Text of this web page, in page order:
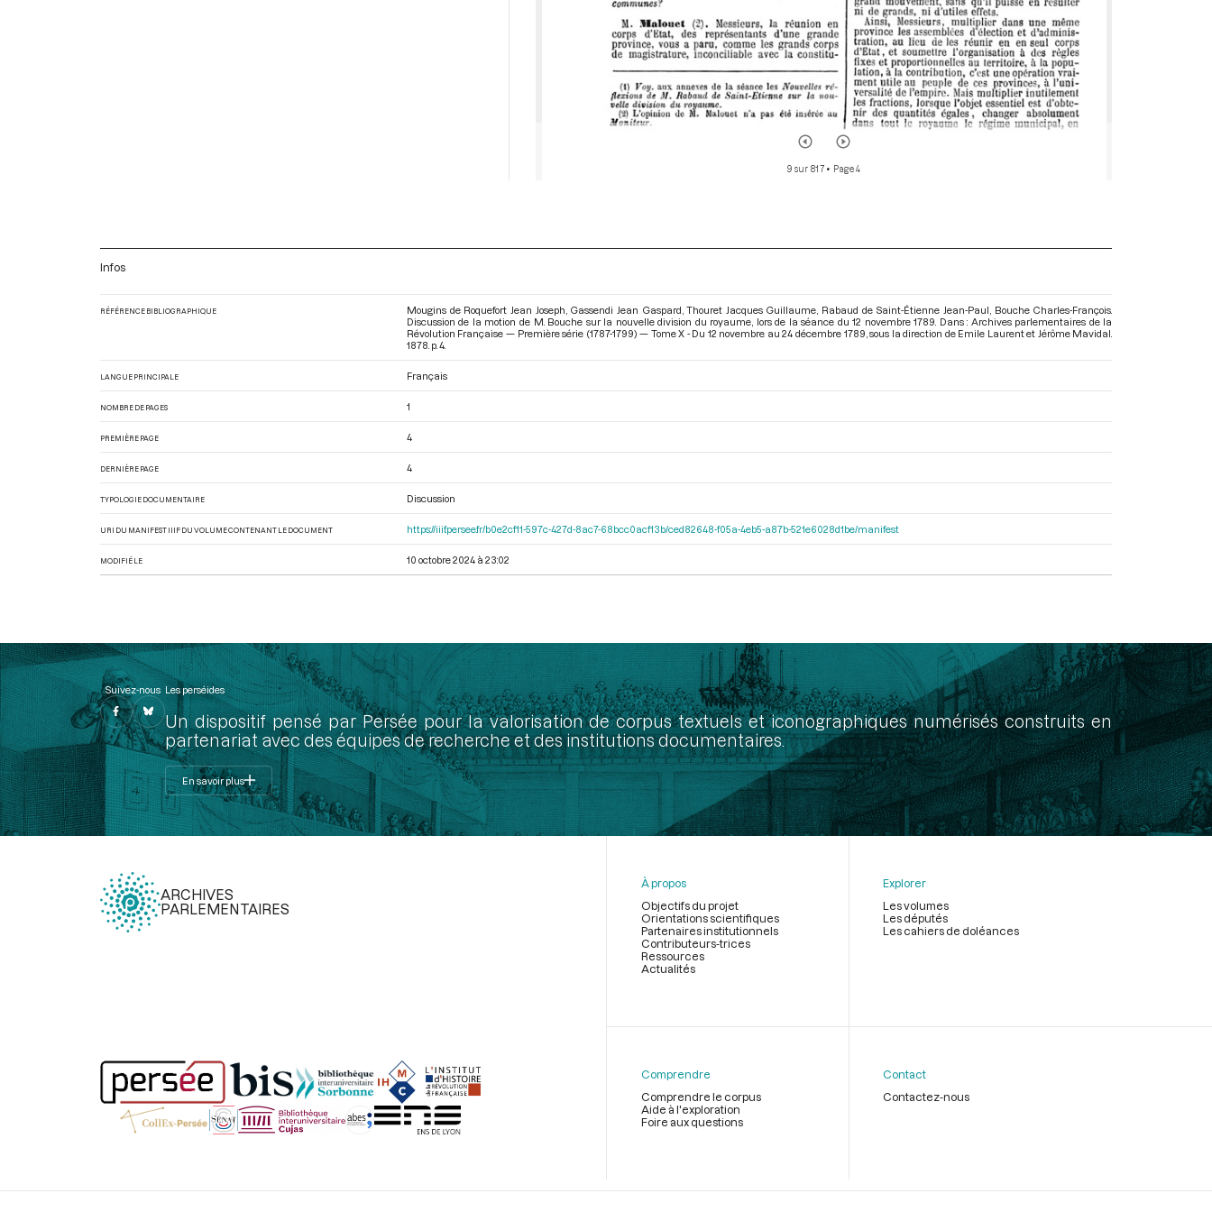
9 sur 817• Page 4
Infos
RÉFÉRENCE BIBLIOGRAPHIQUE
Mougins de Roquefort Jean Joseph, Gassendi Jean Gaspard, Thouret Jacques Guillaume, Rabaud de Saint-Étienne Jean-Paul, Bouche Charles-François.
Discussion de la motion de M. Bouche sur la nouvelle division du royaume, lors de la séance du 12 novembre 1789. Dans : Archives parlementaires de la
Révolution Française — Première série (1787-1799) — Tome X - Du 12 novembre au 24 décembre 1789 , sous la direction de Emile Laurent et Jérôme Mavidal.
1878. p. 4.
LANGUE PRINCIPALE Français
NOMBRE DE PAGES 1
PREMIÈRE PAGE 4
DERNIÈRE PAGE 4
TYPOLOGIE DOCUMENTAIRE Discussion
URI DU MANIFEST IIIF DU VOLUME CONTENANT LE DOCUMENT https://iiif.persee.fr/b0e2cf11-597c-427d-8ac7-68bcc0acf13b/ced82648-f05a-4eb5-a87b-521e6028d1be/manifest
MODIFIÉ LE 10 octobre 2024 à 23:02
Suivez-nous Les perséides
Un dispositif pensé par Persée pour la valorisation de corpus textuels et iconographiques numérisés construits en
partenariat avec des équipes de recherche et des institutions documentaires.
En savoir plus
ARCHIVES
PARLEMENTAIRES
page
À propos
Objectifs du projet
Orientations scientifiques
Partenaires institutionnels
Contributeurs-trices
Ressources
Actualités
Explorer
Les volumes
Les députés
Les cahiers de doléances
Comprendre
Comprendre le corpus
Aide à l'exploration
Foire aux questions
Contact
Contactez-nous
Légal